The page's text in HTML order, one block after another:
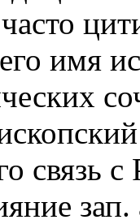
имя
связь